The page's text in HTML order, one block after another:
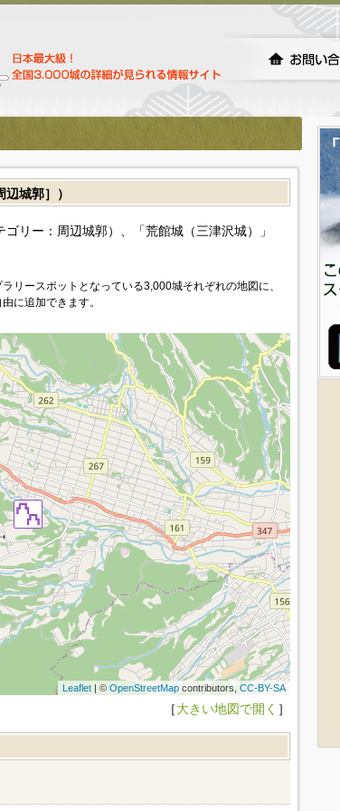
城郭］）
リー：周辺城郭）、「荒館城（三津沢城）」
リースポットとなっている3,000城それぞれの地図に、
に追加できます。
Leaflet| © OpenStreetMapcontributors, CC-BY-SA
［大きい地図で開く ］